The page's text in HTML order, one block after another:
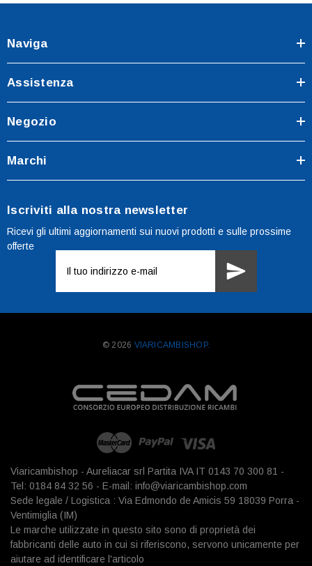
Naviga
Assistenza
Negozio
Marchi
Iscriviti alla nostra newsletter
Ricevi gli ultimi aggiornamenti sui nuovi prodotti e sulle prossime
offerte
mail
© 2026 VIARICAMBISHOP.
Viaricambishop - Aureliacar srl Partita IVA IT 0143 70 300 81 -
Tel: 0184 84 32 56 - E-mail: info@viaricambishop.com
Sede legale / Logistica : Via Edmondo de Amicis 59 18039 Porra -
Ventimiglia (IM)
Le marche utilizzate in questo sito sono di proprietà dei
fabbricanti delle auto in cui si riferiscono, servono unicamente per
aiutare ad identificare l'articolo